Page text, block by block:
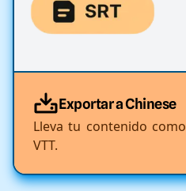
Exportar a Chinese
Lleva tu contenido
VTT.